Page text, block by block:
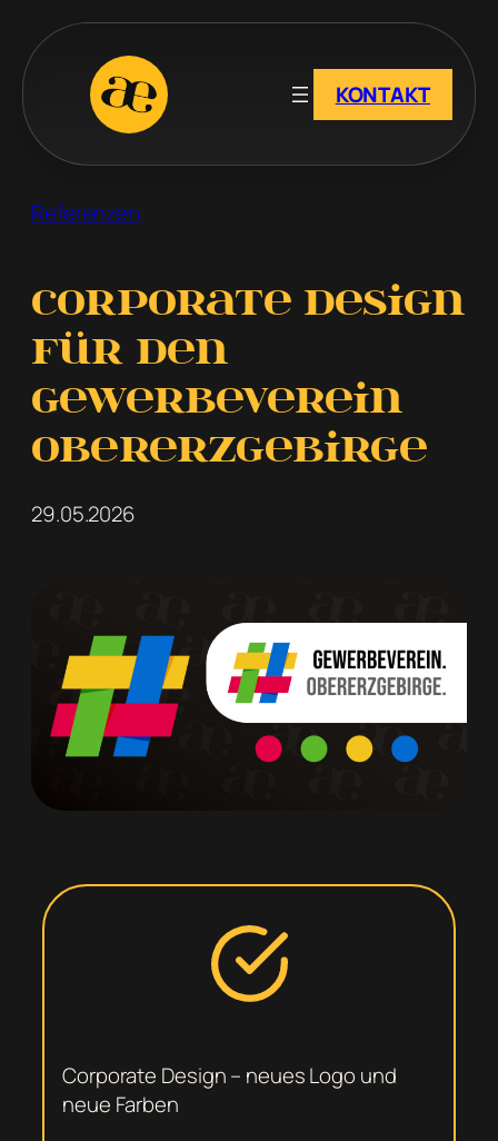
Inhalt
springen
KONTAKT
Referenzen
Corporate Design
für den
Gewerbeverein
Obererzgebirge
29.05.2026
Corporate Design – neues Logo und
neue Farben